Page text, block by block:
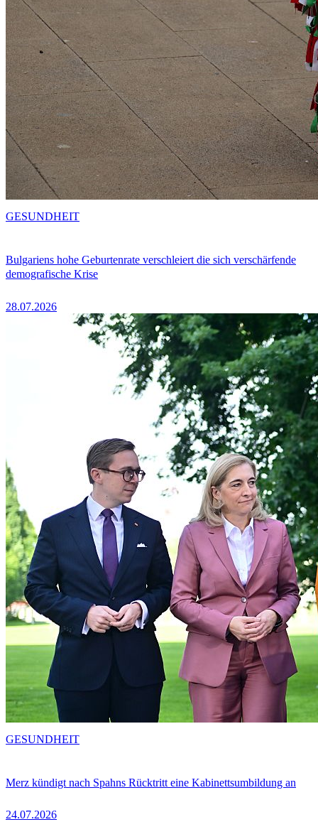
Bulgariens hohe Geburtenrate verschleiert die sich verschärfende
demografische Krise
28.07.2026
GESUNDHEIT
Merz kündigt nach Spahns Rücktritt eine Kabinettsumbildung an
24.07.2026
GESUNDHEIT